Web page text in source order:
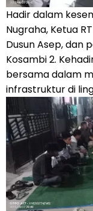
Hadir dalam
Nugraha, Ketua
Dusun Asep, dan
Kosambi 2.
bersama dalam
infrastruktur di